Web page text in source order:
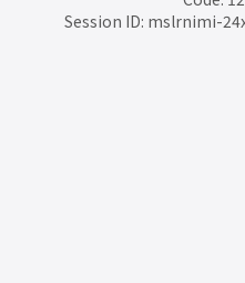
Session ID: mslrnimi-